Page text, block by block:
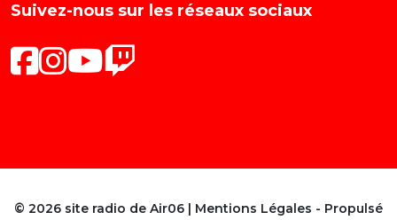
Suivez-nous sur les réseaux sociaux
© 2026 site radio de Air06 | Mentions Légales - Propulsé